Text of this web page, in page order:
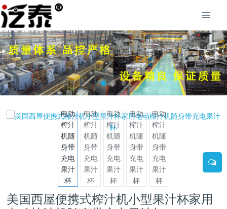
美国西屋便携式榨汁机小型果汁杯家用